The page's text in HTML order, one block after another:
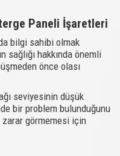
Paneli İşaretleri
bilgi sahibi olmak
sağlığı hakkında önemli
önce olası
seviyesinin düşük
bir problem bulunduğunu
zarar görmemesi için